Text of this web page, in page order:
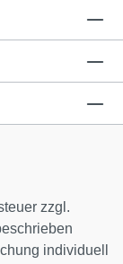
zzgl.
individuell